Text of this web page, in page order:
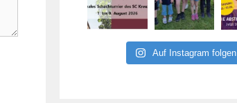
Auf Instagram folgen